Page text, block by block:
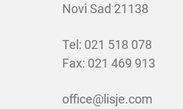
Novi Sad 21138
Tel: 021 518 078
Fax: 021 469 913
office@lisje.com